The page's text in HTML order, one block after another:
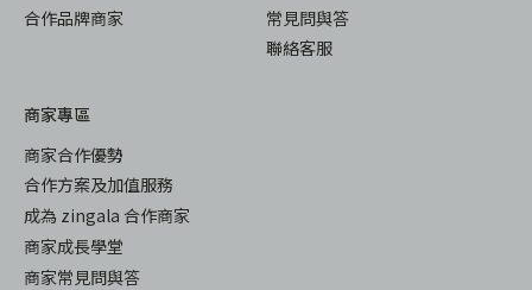
合作品牌商家
常見問與答
聯絡客服
商家專區
商家合作優勢
合作方案及加值服務
成為 zingala 合作商家
商家成長學堂
商家常見問與答